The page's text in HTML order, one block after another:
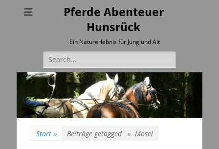
Pferde Abenteuer
Hunsrück
Ein Naturerlebnis für Jung und Alt
Suchen
nach:
Start » Beiträge getagged » Mosel